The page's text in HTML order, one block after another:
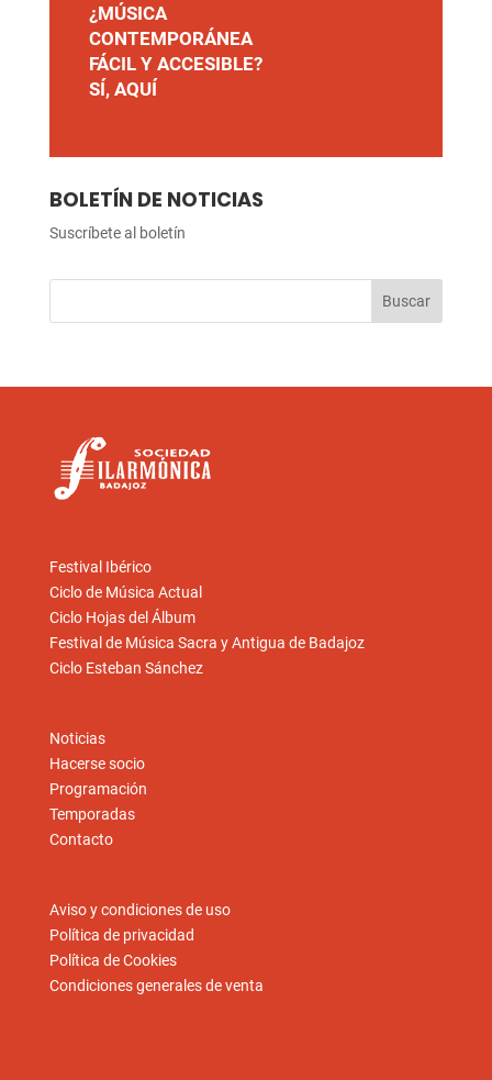
¿MÚSICA
CONTEMPORÁNEA
FÁCIL Y ACCESIBLE?
SÍ, AQUÍ
BOLETÍN DE NOTICIAS
Suscríbete al boletín
Festival Ibérico
Ciclo de Música Actual
Ciclo Hojas del Álbum
Festival de Música Sacra y Antigua de Badajoz
Ciclo Esteban Sánchez
Noticias
Hacerse socio
Programación
Temporadas
Contacto
Aviso y condiciones de uso
Política de privacidad
Política de Cookies
Condiciones generales de venta